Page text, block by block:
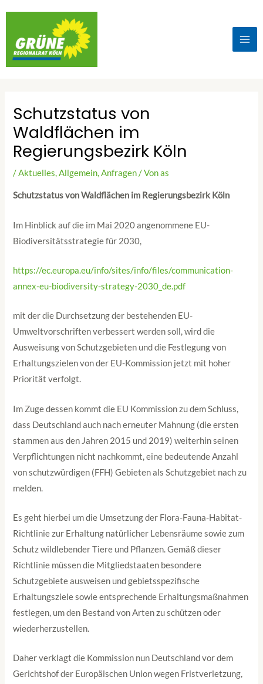
Schutzstatus von
Waldflächen im
Regierungsbezirk Köln
/Aktuelles,Allgemein,Anfragen/ Vonas
Schutzstatus von Waldflächen im Regierungsbezirk Köln
Im Hinblick auf die im Mai 2020 angenommene EU-
Biodiversitätsstrategie für 2030,
https://ec.europa.eu/info/sites/info/files/communication-
annex-eu-biodiversity-strategy-2030_de.pdf
mit der die Durchsetzung der bestehenden EU-
Umweltvorschriften verbessert werden soll, wird die
Ausweisung von Schutzgebieten und die Festlegung von
Erhaltungszielen von der EU-Kommission jetzt mit hoher
Priorität verfolgt.
Im Zuge dessen kommt die EU Kommission zu dem Schluss,
dass Deutschland auch nach erneuter Mahnung (die ersten
stammen aus den Jahren 2015 und 2019) weiterhin seinen
Verpflichtungen nicht nachkommt, eine bedeutende Anzahl
von schutzwürdigen (FFH) Gebieten als Schutzgebiet nach zu
melden.
Es geht hierbei um die Umsetzung der Flora-Fauna-Habitat-
Richtlinie zur Erhaltung natürlicher Lebensräume sowie zum
Schutz wildlebender Tiere und Pflanzen. Gemäß dieser
Richtlinie müssen die Mitgliedstaaten besondere
Schutzgebiete ausweisen und gebietsspezifische
Erhaltungsziele sowie entsprechende Erhaltungsmaßnahmen
festlegen, um den Bestand von Arten zu schützen oder
wiederherzustellen.
Daher verklagt die Kommission nun Deutschland vor dem
Gerichtshof der Europäischen Union wegen Fristverletzung,